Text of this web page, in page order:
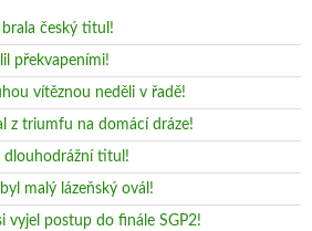
český titul!
překvapeními!
vítěznou neděli v řadě!
z triumfu na domácí dráze!
dlouhodrážní titul!
malý lázeňský ovál!
vyjel postup do finále SGP2!